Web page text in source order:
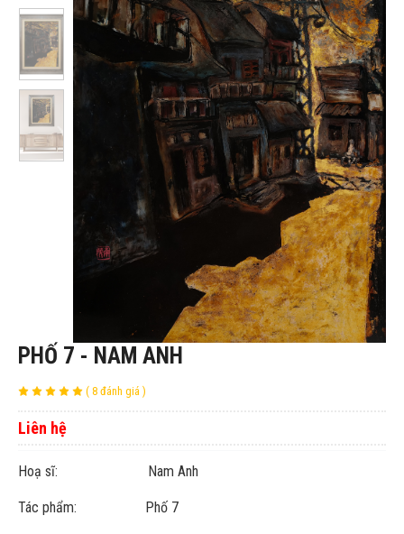
PHỐ 7 - NAM ANH
( 8 đánh giá )
Liên hệ
Hoạ sĩ: Nam Anh
Tác phẩm: Phố 7